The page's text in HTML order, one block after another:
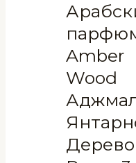
Amber
Wood
Дерево